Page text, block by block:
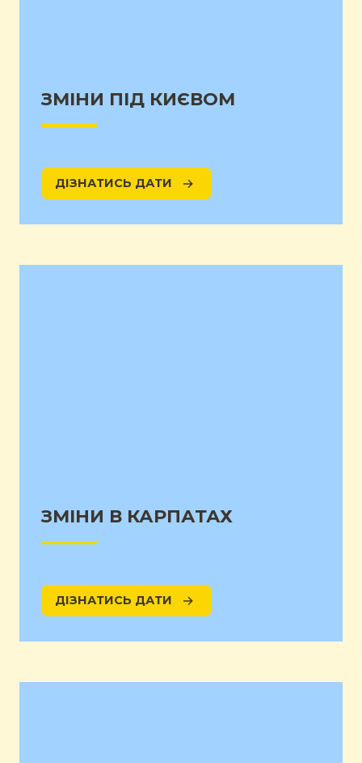
ЗМІНИ ПІД КИЄВОМ
ДІЗНАТИСЬ ДАТИ
ЗМІНИ В КАРПАТАХ
ДІЗНАТИСЬ ДАТИ